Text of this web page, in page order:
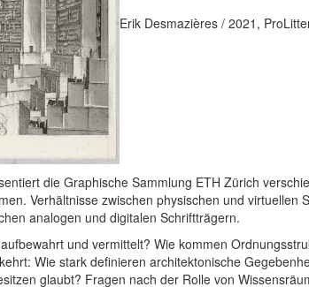
Erik Desmazières / 2021,
die Graphische Sammlung ETH Zürich
Verhältnisse zwischen physischen und virtuellen
analogen und digitalen Schriftträgern.
und vermittelt? Wie kommen
Wie stark definieren architektonische
glaubt? Fragen nach der Rolle von